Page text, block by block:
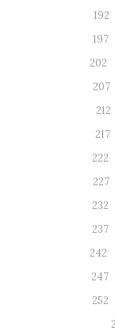
192
197
202
207
212
217
222
227
232
237
242
247
252